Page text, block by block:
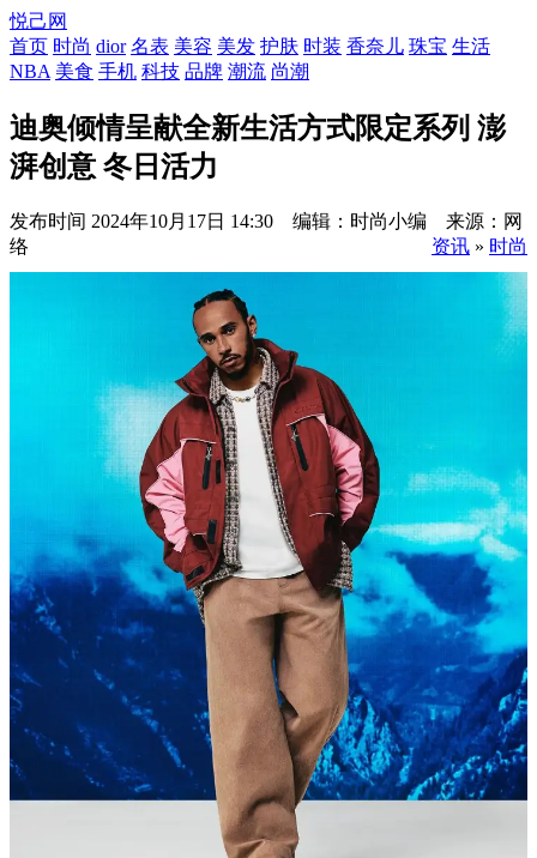
悦己网
首页 时尚 dior 名表 美容 美发 护肤 时装 香奈儿 珠宝 生活
NBA 美食 手机 科技 品牌 潮流 尚潮
迪奥倾情呈献全新生活方式限定系列 澎
湃创意 冬日活力
发布时间 2024年10月17日 14:30 编辑：时尚小编 来源：网
络
资讯 » 时尚